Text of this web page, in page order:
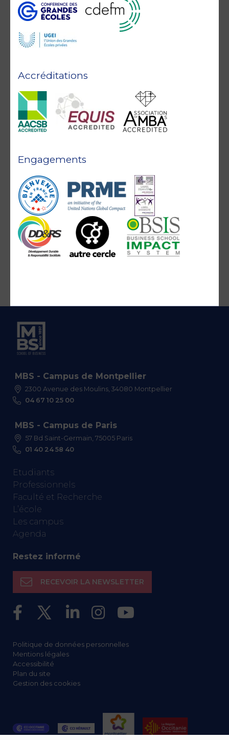
Accréditations
Engagements
MBS - Campus de Montpellier
2300 Avenue des Moulins, 34080 Montpellier
04 67 10 25 00
MBS - Campus de Paris
57 Bd Saint-Germain, 75005 Paris
01 40 24 58 40
Etudiants
Professionnels
Faculté et Recherche
L’école
Les campus
Agenda
Restez informé
RECEVOIR LA NEWSLETTER
Politique de données personnelles
Mentions légales
Accessibilité
Plan du site
Gestion des cookies